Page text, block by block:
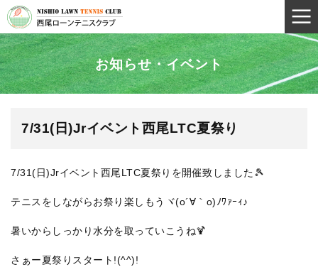
お知らせ・イベント
7/31(日)Jrイベント西尾LTC夏祭り
7/31(日)Jrイベント西尾LTC夏祭りを開催致しました🎾
テニスをしながらお祭り楽しもうヾ(o´∀｀o)ﾉﾜｧｰｨ♪
暑いからしっかり水分を取っていこうね🍹
さぁー夏祭りスタート!(^^)!